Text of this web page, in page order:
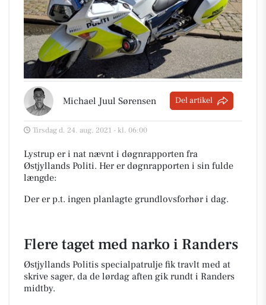
Michael Juul Sørensen Del artikel
Tirsdag d. 24. aug. 2021 - kl. 06:00
Lystrup er i nat nævnt i døgnrapporten fra
Østjyllands Politi. Her er døgnrapporten i sin fulde
længde:
Der er p.t. ingen planlagte grundlovsforhør i dag.
Flere taget med narko i Randers
Østjyllands Politis specialpatrulje fik travlt med at
skrive sager, da de lørdag aften gik rundt i Randers
midtby.